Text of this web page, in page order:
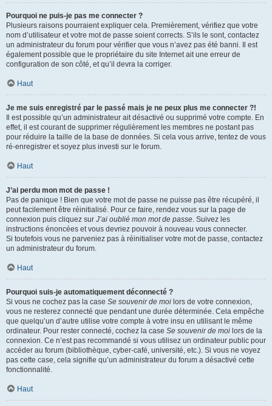
Pourquoi ne puis-je pas me connecter ?
Plusieurs raisons pourraient expliquer cela. Premièrement, vérifiez que votre
nom d’utilisateur et votre mot de passe soient corrects. S’ils le sont, contactez
un administrateur du forum pour vérifier que vous n’avez pas été banni. Il est
également possible que le propriétaire du site Internet ait une erreur de
configuration de son côté, et qu’il devra la corriger.
Haut
Je me suis enregistré par le passé mais je ne peux plus me connecter ?!
Il est possible qu’un administrateur ait désactivé ou supprimé votre compte. En
effet, il est courant de supprimer régulièrement les membres ne postant pas
pour réduire la taille de la base de données. Si cela vous arrive, tentez de vous
ré-enregistrer et soyez plus investi sur le forum.
Haut
J’ai perdu mon mot de passe !
Pas de panique ! Bien que votre mot de passe ne puisse pas être récupéré, il
peut facilement être réinitialisé. Pour ce faire, rendez vous sur la page de
connexion puis cliquez sur J’ai oublié mon mot de passe. Suivez les
instructions énoncées et vous devriez pouvoir à nouveau vous connecter.
Si toutefois vous ne parveniez pas à réinitialiser votre mot de passe, contactez
un administrateur du forum.
Haut
Pourquoi suis-je automatiquement déconnecté ?
Si vous ne cochez pas la case Se souvenir de moi lors de votre connexion,
vous ne resterez connecté que pendant une durée déterminée. Cela empêche
que quelqu’un d’autre utilise votre compte à votre insu en utilisant le même
ordinateur. Pour rester connecté, cochez la case Se souvenir de moi lors de la
connexion. Ce n’est pas recommandé si vous utilisez un ordinateur public pour
accéder au forum (bibliothèque, cyber-café, université, etc.). Si vous ne voyez
pas cette case, cela signifie qu’un administrateur du forum a désactivé cette
fonctionnalité.
Haut